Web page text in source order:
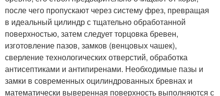
после чего пропускают через систему фрез, превращая
в идеальный цилиндр с тщательно обработанной
поверхностью, затем следует торцовка бревен,
изготовление пазов, замков (венцовых чашек),
сверление технологических отверстий, обработка
антисептиками и антипиренами. Необходимые пазы и
замки в современных оцилиндрованных бревнах и
математически выверенная поверхность выполняются с